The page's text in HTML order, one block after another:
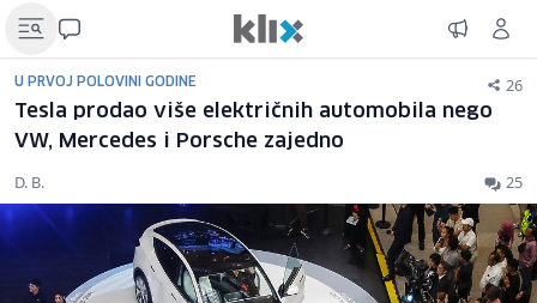
U PRVOJ POLOVINI GODINE 26
Tesla prodao više električnih automobila nego
VW, Mercedes i Porsche zajedno
D. B. 25